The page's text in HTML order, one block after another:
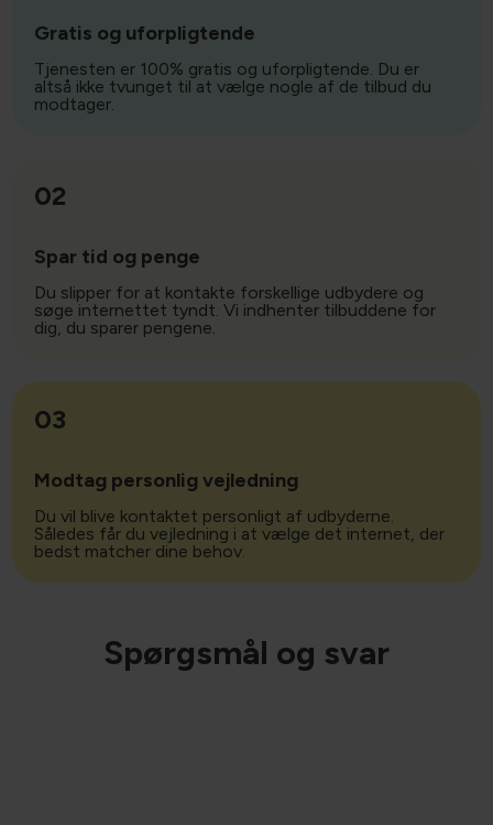
Gratis og uforpligtende
Tjenesten er 100% gratis og uforpligtende. Du er
altså ikke tvunget til at vælge nogle af de tilbud du
modtager.
02
Spar tid og penge
Du slipper for at kontakte forskellige udbydere og
søge internettet tyndt. Vi indhenter tilbuddene for
dig, du sparer pengene.
03
Modtag personlig vejledning
Du vil blive kontaktet personligt af udbyderne.
Således får du vejledning i at vælge det internet, der
bedst matcher dine behov.
Spørgsmål og svar